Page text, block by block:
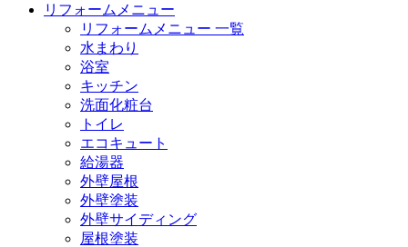
リフォームメニュー
リフォームメニュー 一覧
水まわり
浴室
キッチン
洗面化粧台
トイレ
エコキュート
給湯器
外壁屋根
外壁塗装
外壁サイディング
屋根塗装